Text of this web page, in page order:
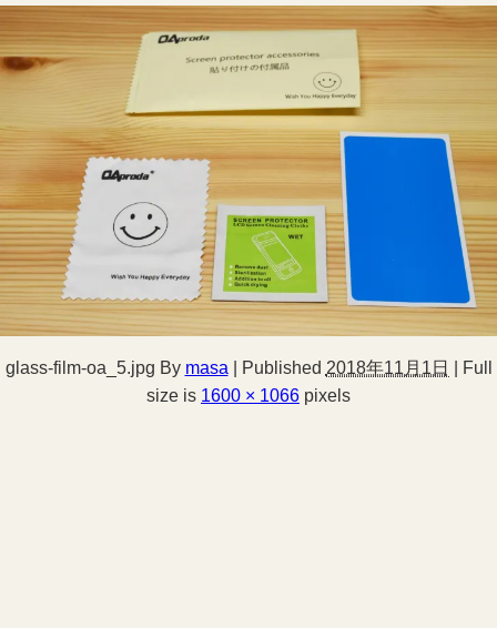
glass-film-oa_5.jpg By masa Published 2018年11月1日
Full
size is 1600 × 1066 pixels